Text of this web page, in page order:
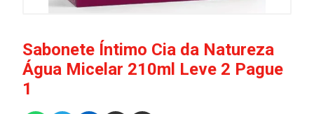
Sabonete Íntimo Cia da Natureza
Água Micelar 210ml Leve 2 Pague
1